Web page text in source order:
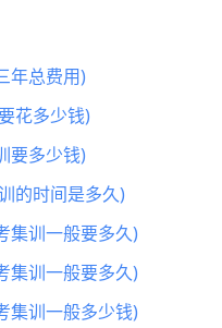
年总费用)
花多少钱)
要多少钱)
的时间是多久)
集训一般要多久)
集训一般要多久)
集训一般多少钱)